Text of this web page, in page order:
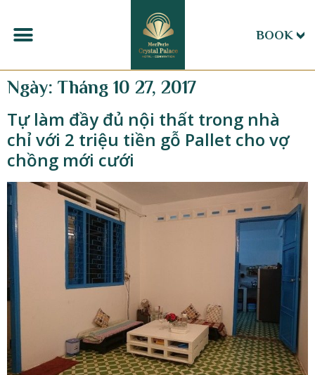
BOOK
Ngày: Tháng 10 27, 2017
Tự làm đầy đủ nội thất trong nhà
chỉ với 2 triệu tiền gỗ Pallet cho vợ
chồng mới cưới